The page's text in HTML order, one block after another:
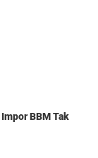
BBM Tak